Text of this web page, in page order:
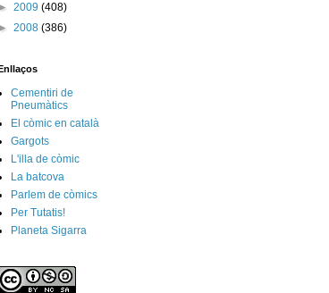
► 2009 (408)
► 2008 (386)
Enllaços
Cementiri de
Pneumàtics
El còmic en català
Gargots
L'illa de còmic
La batcova
Parlem de còmics
Per Tutatis!
Planeta Sigarra